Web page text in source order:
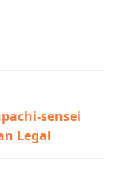
sensei
Legal